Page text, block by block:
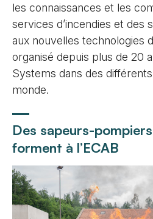
les connaissances et les
services d’incendies et des
aux nouvelles technologies
organisé depuis plus de 20
Systems dans des
monde.
Des sapeurs-
forment à l’ECAB